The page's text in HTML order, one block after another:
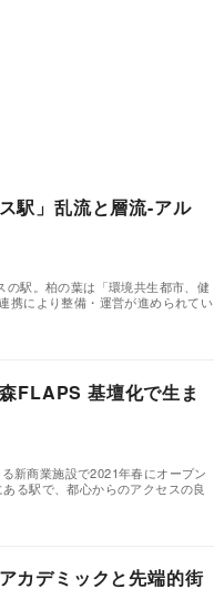
駅」乱流と層流-アル
駅。柏の葉は「環境共生都市、健
携により整備・運営が進められてい
FLAPS 基壇化で生ま
新商業施設で2021年春にオープン
る駅で、都心からのアクセスの良
カデミックと先端的街